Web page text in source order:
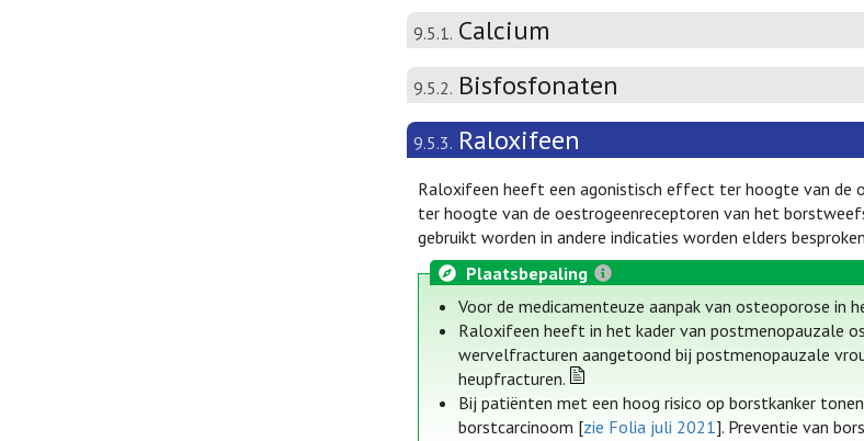
9.5.1. Calcium
9.5.2. Bisfosfonaten
9.5.3. Raloxifeen
Raloxifeen heeft een agonistisch effect ter hoogte van de
ter hoogte van de oestrogeenreceptoren van het
gebruikt worden in andere indicaties worden elders
Plaatsbepaling
Voor de medicamenteuze aanpak van osteoporose in
Raloxifeen heeft in het kader van postmenopauzale
wervelfracturen aangetoond bij postmenopauzale
heupfracturen.
Bij patiënten met een hoog risico op borstkanker
borstcarcinoom [zie Folia juli 2021]. Preventie van